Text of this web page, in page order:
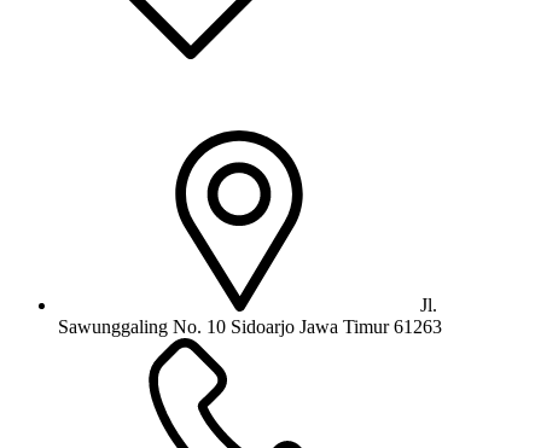
Jl.
Sawunggaling No. 10 Sidoarjo Jawa Timur 61263